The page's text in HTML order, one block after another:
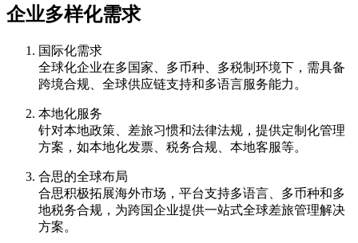
企业多样化需求
国际化需求
全球化企业在多国家、多币种、多税制环境下，需具备
跨境合规、全球供应链支持和多语言服务能力。
本地化服务
针对本地政策、差旅习惯和法律法规，提供定制化管理
方案，如本地化发票、税务合规、本地客服等。
合思的全球布局
合思积极拓展海外市场，平台支持多语言、多币种和多
地税务合规，为跨国企业提供一站式全球差旅管理解决
方案。